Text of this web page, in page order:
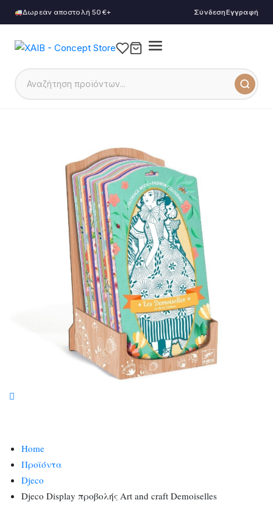
Δωρεάν αποστολή 50€+ ΣύνδεσηΕγγραφή
Home
Προϊόντα
Djeco
Djeco Display προβολής Art and craft Demoiselles